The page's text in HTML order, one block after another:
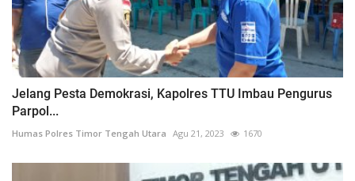
Jelang Pesta Demokrasi, Kapolres TTU Imbau Pengurus
Parpol...
Humas Polres Timor Tengah Utara Agu 21, 2023 1670